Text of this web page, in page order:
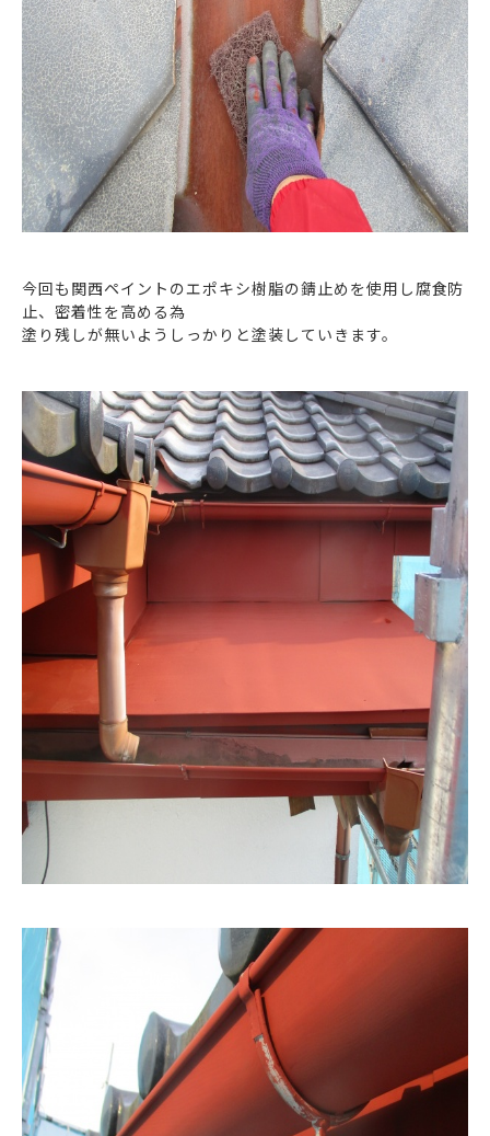
今回も関西ペイントのエポキシ樹脂の錆止めを使用し腐食防
止、密着性を高める為
塗り残しが無いようしっかりと塗装していきます。